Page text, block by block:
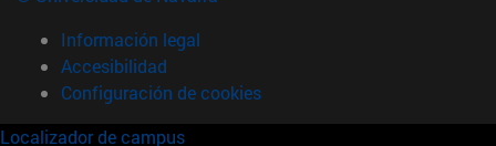
Información legal
Accesibilidad
Configuración de cookies
Localizador de campus